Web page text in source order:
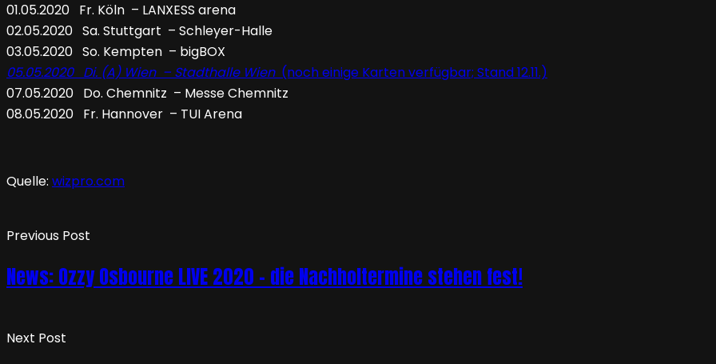
01.05.2020 Fr. Köln – LANXESS arena
02.05.2020 Sa. Stuttgart – Schleyer-Halle
03.05.2020 So. Kempten – bigBOX
05.05.2020 Di. (A) Wien – Stadthalle Wien (noch einige Karten verfügbar; Stand 12.11.)
07.05.2020 Do. Chemnitz – Messe Chemnitz
08.05.2020 Fr. Hannover – TUI Arena
Quelle: wizpro.com
Previous Post
News: Ozzy Osbourne LIVE 2020 – die Nachholtermine stehen fest!
Next Post